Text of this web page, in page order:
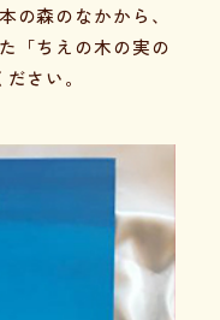
の森のなかから、
「ちえの木の実の
さい。